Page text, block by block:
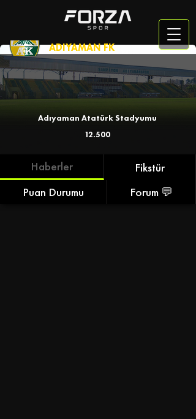
ADIYAMAN FK
Adıyaman Atatürk Stadyumu
12.500
Haberler
Fikstür
Puan Durumu
Forum 💬